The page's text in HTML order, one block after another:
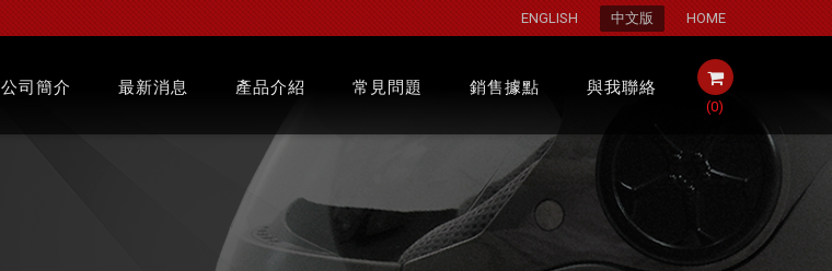
ENGLISH 中文版 HOME
公司簡介 最新消息 產品介紹 常見問題 銷售據點 與我聯絡
(0)